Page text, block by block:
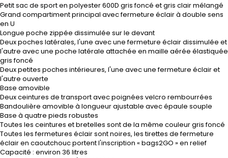
Petit sac de sport en polyester 600D gris foncé et gris clair mélangé
Grand compartiment principal avec fermeture éclair à double sens
en U
Longue poche zippée dissimulée sur le devant
Deux poches latérales, l'une avec une fermeture éclair dissimulée et
l'autre avec une poche latérale attachée en maille aérée élastiquée
gris foncé
Deux petites poches intérieures, l'une avec une fermeture éclair et
l'autre ouverte
Base amovible
Deux ceintures de transport avec poignées velcro rembourrées
Bandoulière amovible à longueur ajustable avec épaule souple
Base à quatre pieds robustes
Toutes les ceintures et bretelles sont de la même couleur gris foncé
Toutes les fermetures éclair sont noires, les tirettes de fermeture
éclair en caoutchouc portent l'inscription « bags2GO » en relief
Capacité : environ 36 litres